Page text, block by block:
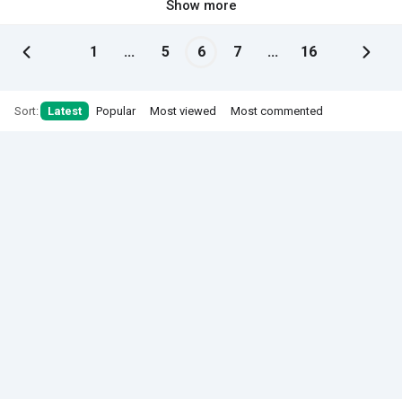
Show more
1 ... 5 6 7 ... 16
Sort: Latest Popular Most viewed Most commented